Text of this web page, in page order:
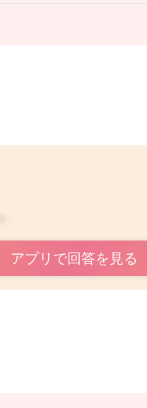
のですね。
着いてきますよ。
きつつ、動くことも少しずつ
アプリで回答を見る